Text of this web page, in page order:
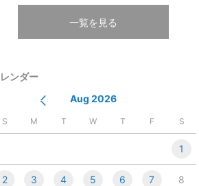
一覧を見る
ンダー
Aug 2026
S M T W T F S
1
2 3 4 5 6 7 8